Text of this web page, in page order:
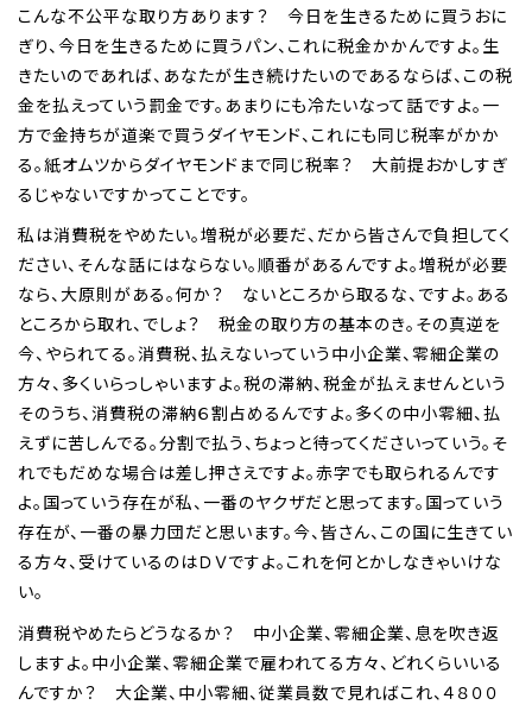
こんな不公平な取り方あります？ 今日を生きるために買うおに
ぎり、今日を生きるために買うパン、これに税金かかんですよ。生
きたいのであれば、あなたが生き続けたいのであるならば、この税
金を払えっていう罰金です。あまりにも冷たいなって話ですよ。一
方で金持ちが道楽で買うダイヤモンド、これにも同じ税率がかか
る。紙オムツからダイヤモンドまで同じ税率？ 大前提おかしすぎ
るじゃないですかってことです。
私は消費税をやめたい。増税が必要だ、だから皆さんで負担してく
ださい、そんな話にはならない。順番があるんですよ。増税が必要
なら、大原則がある。何か？ ないところから取るな、ですよ。ある
ところから取れ、でしょ？ 税金の取り方の基本のき。その真逆を
今、やられてる。消費税、払えないっていう中小企業、零細企業の
方々、多くいらっしゃいますよ。税の滞納、税金が払えませんという
そのうち、消費税の滞納６割占めるんですよ。多くの中小零細、払
えずに苦しんでる。分割で払う、ちょっと待ってくださいっていう。そ
れでもだめな場合は差し押さえですよ。赤字でも取られるんです
よ。国っていう存在が私、一番のヤクザだと思ってます。国っていう
存在が、一番の暴力団だと思います。今、皆さん、この国に生きてい
る方々、受けているのはＤＶですよ。これを何とかしなきゃいけな
い。
消費税やめたらどうなるか？ 中小企業、零細企業、息を吹き返
しますよ。中小企業、零細企業で雇われてる方々、どれくらいいる
んですか？ 大企業、中小零細、従業員数で見ればこれ、４８００